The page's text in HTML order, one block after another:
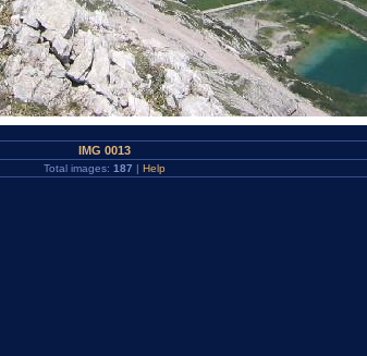
IMG 0013
Total images: 187 | Help